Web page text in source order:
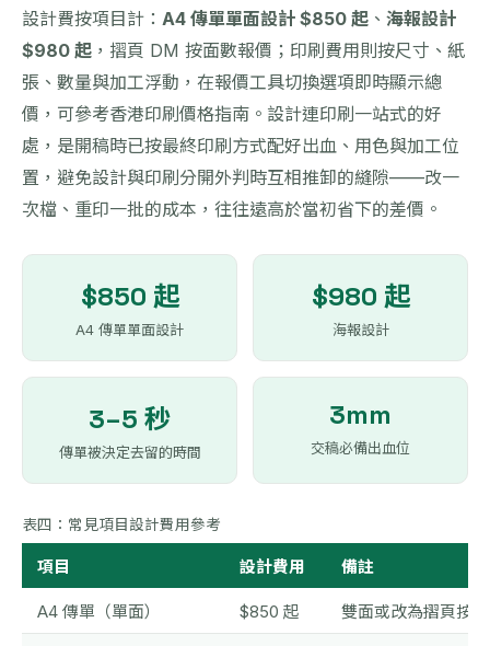
設計費按項目計： A4 傳單單面設計 $850 起 、 海報設計
$980 起 ，摺頁 DM 按面數報價；印刷費用則按尺寸、紙
張、數量與加工浮動，在報價工具切換選項即時顯示總
價，可參考香港印刷價格指南 。設計連印刷一站式的好
處，是開稿時已按最終印刷方式配好出血、用色與加工位
置，避免設計與印刷分開外判時互相推卸的縫隙——改一
次檔、重印一批的成本，往往遠高於當初省下的差價。
$850 起
A4 傳單單面設計
$980 起
海報設計
3–5 秒
傳單被決定去留的時間
3mm
交稿必備出血位
表四：常見項目設計費用參考
項目 設計費用 備註
A4 傳單（單面） $850 起 雙面或改為摺頁按